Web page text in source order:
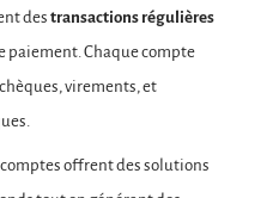
des transactions régulières
paiement. Chaque compte
virements, et
comptes offrent des solutions